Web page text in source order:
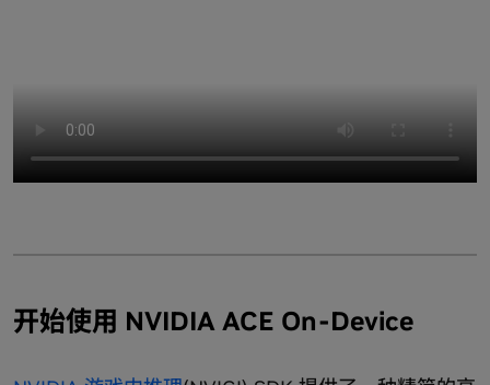
开始使用 NVIDIA ACE On-Device